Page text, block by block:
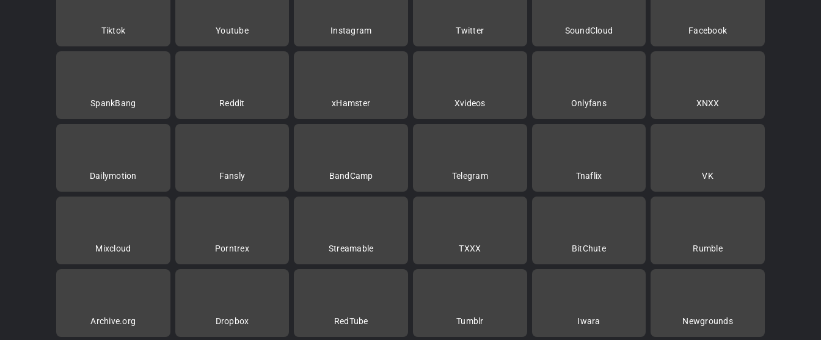
Tiktok Youtube Instagram Twitter SoundCloud Facebook
SpankBang Reddit xHamster Xvideos Onlyfans XNXX
Dailymotion Fansly BandCamp Telegram Tnaflix VK
Mixcloud Porntrex Streamable TXXX BitChute Rumble
Archive.org Dropbox RedTube Tumblr Iwara Newgrounds